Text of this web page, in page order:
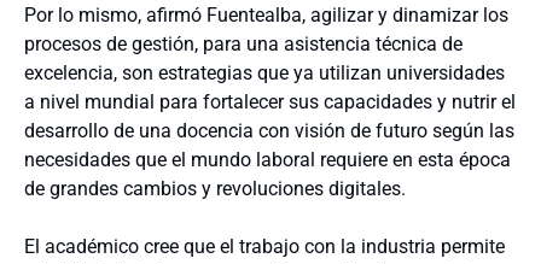
Por lo mismo, afirmó Fuentealba, agilizar y dinamizar los
procesos de gestión, para una asistencia técnica de
excelencia, son estrategias que ya utilizan universidades
a nivel mundial para fortalecer sus capacidades y nutrir el
desarrollo de una docencia con visión de futuro según las
necesidades que el mundo laboral requiere en esta época
de grandes cambios y revoluciones digitales.
El académico cree que el trabajo con la industria permite